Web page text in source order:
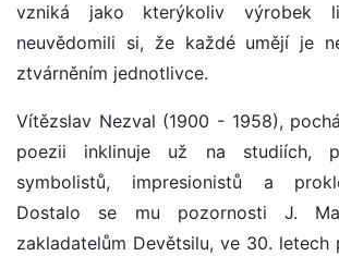
vzniká jako kterýkoliv výrobek
neuvědomili si, že každé umějí je
ztvárněním jednotlivce.
Vítězslav Nezval (1900 - 1958),
poezii inklinuje už na studiích,
symbolistů, impresionistů a
Dostalo se mu pozornosti J.
zakladatelům Devětsilu, ve 30. letech